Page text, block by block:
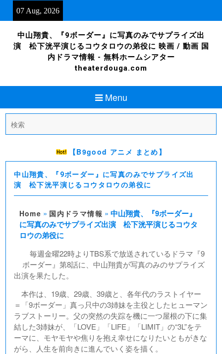
07 Aug, 2026
中山翔貴、『9ボーダー』に写真のみでサプライズ出
演 松下洸平演じるコウタロウの弟役に 映画 / 動画 国
内ドラマ情報 - 無料ホームシアター
theaterdouga.com
Menu
for:
【B9good アニメ まとめ】
中山翔貴、『9ボーダー』に写真のみでサプライズ出
演 松下洸平演じるコウタロウの弟役に
Home » 国内ドラマ情報 » 中山翔貴、『9ボーダー』
に写真のみでサプライズ出演 松下洸平演じるコウタ
ロウの弟役に
毎週金曜22時よりTBS系で放送されているドラマ『9
ボーダー』第8話に、中山翔貴が写真のみのサプライズ
出演を果たした。
本作は、19歳、29歳、39歳と、各年代のラストイヤー
＝「9ボーダー」真っ只中の3姉妹を主役としたヒューマン
ラブストーリー。父の突然の失踪を機に一つ屋根の下に集
結した3姉妹が、「LOVE」「LIFE」「LIMIT」の“3L”をテ
ーマに、モヤモヤや焦りを抱え幸せになりたいともがきな
がら、人生を前向きに進んでいく姿を描く。